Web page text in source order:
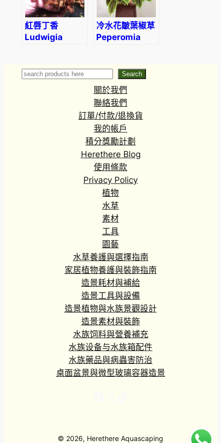
紅唇丁香
Ludwigia
senegalensis)
冷水花皺葉椒草
Peperomia
Search
Search
關於我們
聯絡我們
訂單/付款/退換貨
我的帳戶
積分獎勵計劃
Herethere Blog
使用條款
Privacy Policy
植物
水草
素材
工具
園藝
水草養護與選擇指南
家居植物養護與裝飾指南
造景耗材與補給
造景工具與設備
造景植物與水族景觀設計
造景素材與裝飾
水族饲料與營養補充
水族设备与水族箱配件
水族藥品與病蟲害防治
桌面盆景與微型玻璃容器造景
© 2026, Herethere Aquascaping